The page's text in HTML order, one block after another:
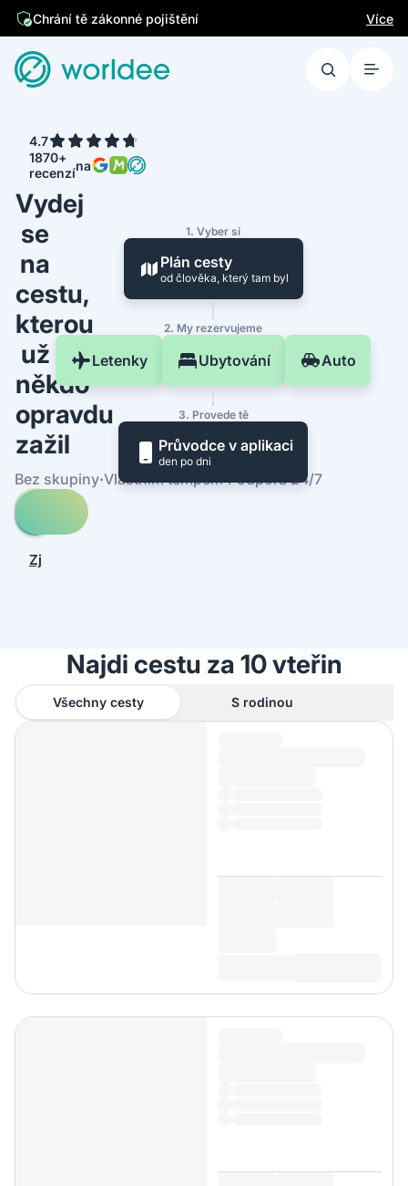
Chrání tě zákonné pojištění
Více
4.7
1870+
recenzína
Vydej
se
na
cestu,
kterou
už
někdo
opravdu
zažil
Bez skupiny·Vlastním tempem·Podpora 24/7
Prohledej
cesty
Zjistit,
1. Vyber si
Plán cesty
od člověka, který tam byl
2. My rezervujeme
Letenky Ubytování Auto
3. Provede tě
Průvodce v aplikaci
den po dni
Najdi cestu za 10 vteřin
Všechny cesty S rodinou